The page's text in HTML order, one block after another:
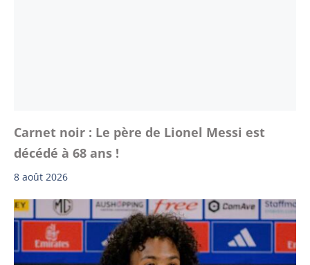
Carnet noir : Le père de Lionel Messi est
décédé à 68 ans !
8 août 2026